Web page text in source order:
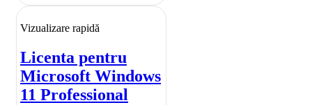
Vizualizare rapidă
Licenta pentru
Microsoft Windows
11 Professional